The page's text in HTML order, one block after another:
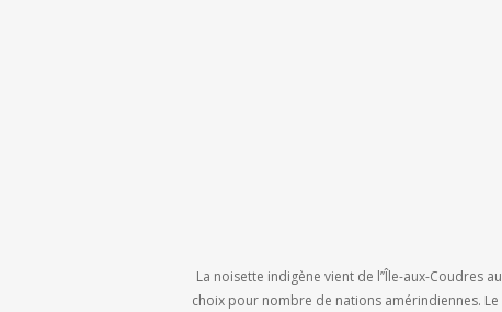
La noisette indigène vient de l’’Île-aux-
choix pour nombre de nations amérindiennes.